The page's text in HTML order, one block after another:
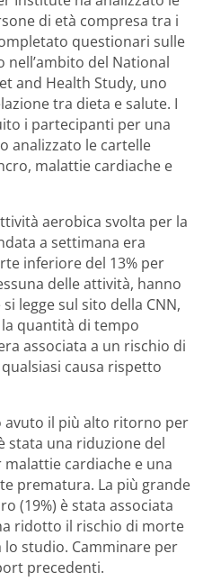
di età compresa tra i
questionari sulle
del National
and Health Study, uno
tra dieta e salute. I
i partecipanti per una
analizzato le cartelle
malattie cardiache e
aerobica svolta per la
a settimana era
inferiore del 13% per
delle attività, hanno
legge sul sito della CNN,
quantità di tempo
associata a un rischio di
causa rispetto
avuto il più alto ritorno per
stata una riduzione del
cardiache e una
prematura. La più grande
(19%) è stata associata
ridotto il rischio di morte
studio. Camminare per
precedenti.